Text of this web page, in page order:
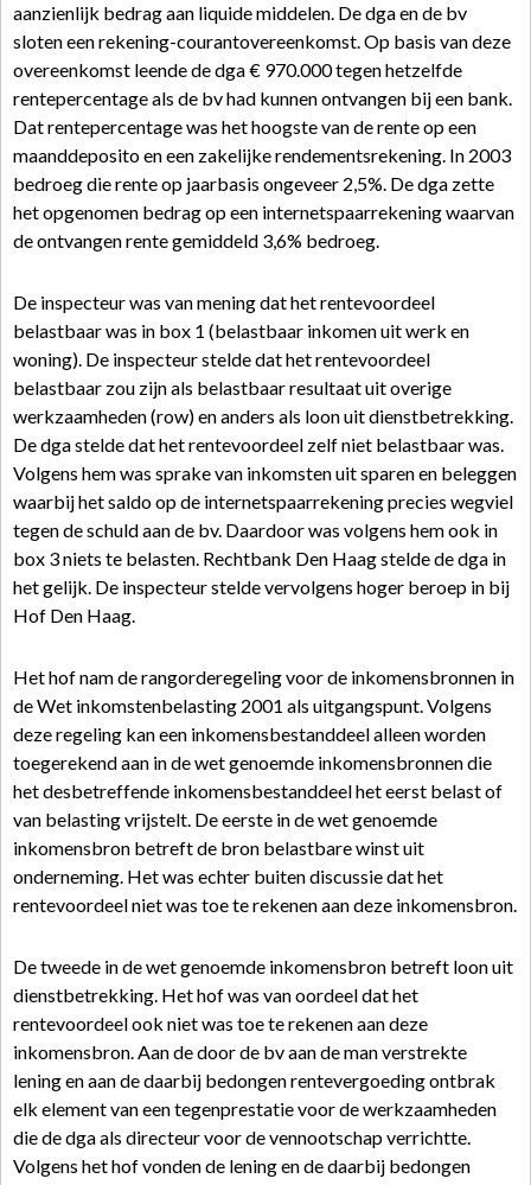
aanzienlijk bedrag aan liquide middelen. De dga en de bv
sloten een rekening-courantovereenkomst. Op basis van deze
overeenkomst leende de dga € 970.000 tegen hetzelfde
rentepercentage als de bv had kunnen ontvangen bij een bank.
Dat rentepercentage was het hoogste van de rente op een
maanddeposito en een zakelijke rendementsrekening. In 2003
bedroeg die rente op jaarbasis ongeveer 2,5%. De dga zette
het opgenomen bedrag op een internetspaarrekening waarvan
de ontvangen rente gemiddeld 3,6% bedroeg.
De inspecteur was van mening dat het rentevoordeel
belastbaar was in box 1 (belastbaar inkomen uit werk en
woning). De inspecteur stelde dat het rentevoordeel
belastbaar zou zijn als belastbaar resultaat uit overige
werkzaamheden (row) en anders als loon uit dienstbetrekking.
De dga stelde dat het rentevoordeel zelf niet belastbaar was.
Volgens hem was sprake van inkomsten uit sparen en beleggen
waarbij het saldo op de internetspaarrekening precies wegviel
tegen de schuld aan de bv. Daardoor was volgens hem ook in
box 3 niets te belasten. Rechtbank Den Haag stelde de dga in
het gelijk. De inspecteur stelde vervolgens hoger beroep in bij
Hof Den Haag.
Het hof nam de rangorderegeling voor de inkomensbronnen in
de Wet inkomstenbelasting 2001 als uitgangspunt. Volgens
deze regeling kan een inkomensbestanddeel alleen worden
toegerekend aan in de wet genoemde inkomensbronnen die
het desbetreffende inkomensbestanddeel het eerst belast of
van belasting vrijstelt. De eerste in de wet genoemde
inkomensbron betreft de bron belastbare winst uit
onderneming. Het was echter buiten discussie dat het
rentevoordeel niet was toe te rekenen aan deze inkomensbron.
De tweede in de wet genoemde inkomensbron betreft loon uit
dienstbetrekking. Het hof was van oordeel dat het
rentevoordeel ook niet was toe te rekenen aan deze
inkomensbron. Aan de door de bv aan de man verstrekte
lening en aan de daarbij bedongen rentevergoeding ontbrak
elk element van een tegenprestatie voor de werkzaamheden
die de dga als directeur voor de vennootschap verrichtte.
Volgens het hof vonden de lening en de daarbij bedongen